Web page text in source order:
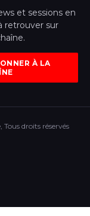
et sessions en
retrouver sur
À LA
droits réservés